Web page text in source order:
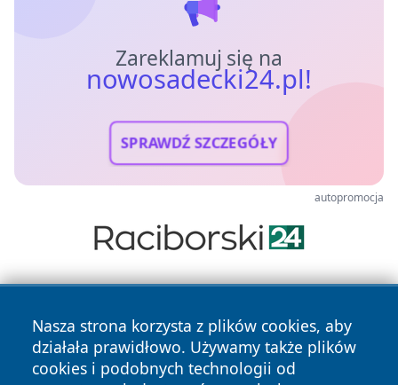
Zareklamuj się na
nowosadecki24.pl!
SPRAWDŹ SZCZEGÓŁY
autopromocja
Nasza strona korzysta z plików cookies, aby
działała prawidłowo. Używamy także plików
cookies i podobnych technologii od